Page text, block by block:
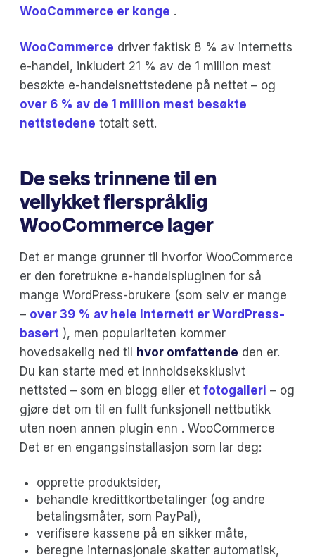
WooCommerce er konge .
WooCommerce driver faktisk 8 % av internetts
e-handel, inkludert 21 % av de 1 million mest
besøkte e-handelsnettstedene på nettet – og
over 6 % av de 1 million mest besøkte
nettstedene totalt sett.
De seks trinnene til en
vellykket flerspråklig
WooCommerce lager
Det er mange grunner til hvorfor WooCommerce
er den foretrukne e-handelspluginen for så
mange WordPress-brukere (som selv er mange
– over 39 % av hele Internett er WordPress-
basert ), men populariteten kommer
hovedsakelig ned til hvor omfattende den er.
Du kan starte med et innholdseksklusivt
nettsted – som en blogg eller et fotogalleri – og
gjøre det om til en fullt funksjonell nettbutikk
uten noen annen plugin enn . WooCommerce
Det er en engangsinstallasjon som lar deg:
opprette produktsider,
behandle kredittkortbetalinger (og andre
betalingsmåter, som PayPal),
verifisere kassene på en sikker måte,
beregne internasjonale skatter automatisk,